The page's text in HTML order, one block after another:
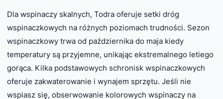
Dla wspinaczy skalnych, Todra oferuje setki dróg
wspinaczkowych na różnych poziomach trudności. Sezon
wspinaczkowy trwa od października do maja kiedy
temperatury są przyjemne, unikając ekstremalnego letiego
gorąca. Kilka podstawowych schronisk wspinaczkowych
oferuje zakwaterowanie i wynajem sprzętu. Jeśli nie
wspiasz się, obserwowanie kolorowych wspinaczy na